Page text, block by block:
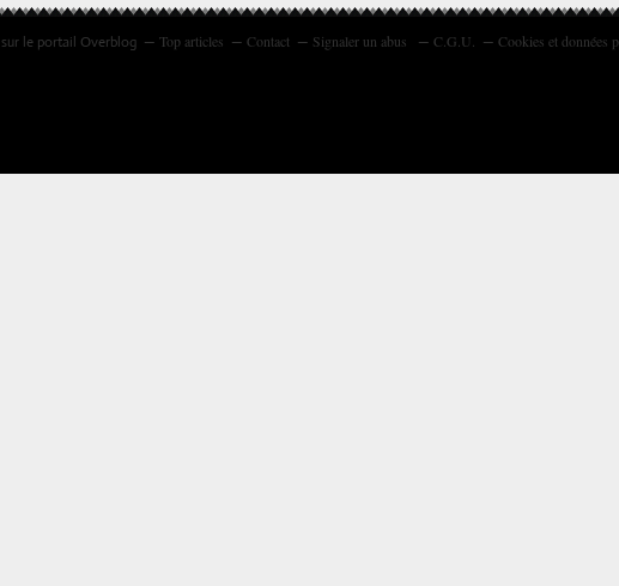
sur le portail Overblog Top articles Contact Signaler un abus C.G.U. Cookies et données